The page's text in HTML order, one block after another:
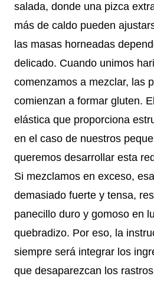
salada, donde una pizca
más de caldo pueden
las masas horneadas
delicado. Cuando unimos
comenzamos a mezclar, las
comienzan a formar gluten.
elástica que proporciona
en el caso de nuestros
queremos desarrollar esta
Si mezclamos en exceso,
demasiado fuerte y tensa,
panecillo duro y gomoso en
quebradizo. Por eso, la
siempre será integrar los
que desaparezcan los